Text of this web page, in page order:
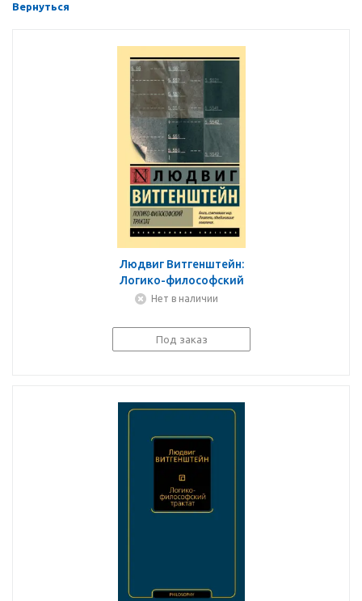
Вернуться
Людвиг Витгенштейн:
Логико-философский
трактат
Нет в наличии
Под заказ